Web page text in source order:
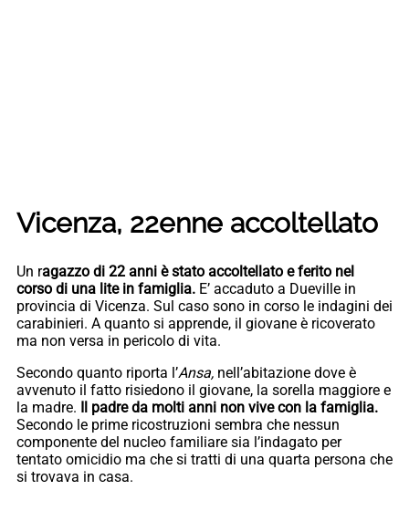
Vicenza, 22enne accoltellato
Un ragazzo di 22 anni è stato accoltellato e ferito nel
corso di una lite in famiglia. E’ accaduto a Dueville in
provincia di Vicenza. Sul caso sono in corso le indagini dei
carabinieri. A quanto si apprende, il giovane è ricoverato
ma non versa in pericolo di vita.
Secondo quanto riporta l’Ansa, nell’abitazione dove è
avvenuto il fatto risiedono il giovane, la sorella maggiore e
la madre. Il padre da molti anni non vive con la famiglia.
Secondo le prime ricostruzioni sembra che nessun
componente del nucleo familiare sia l’indagato per
tentato omicidio ma che si tratti di una quarta persona che
si trovava in casa.